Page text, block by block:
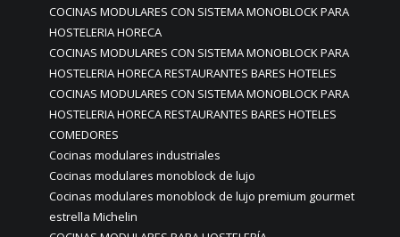
COCINAS MODULARES CON SISTEMA MONOBLOCK PARA
HOSTELERIA HORECA
COCINAS MODULARES CON SISTEMA MONOBLOCK PARA
HOSTELERIA HORECA RESTAURANTES BARES HOTELES
COCINAS MODULARES CON SISTEMA MONOBLOCK PARA
HOSTELERIA HORECA RESTAURANTES BARES HOTELES
COMEDORES
Cocinas modulares industriales
Cocinas modulares monoblock de lujo
Cocinas modulares monoblock de lujo premium gourmet
estrella Michelin